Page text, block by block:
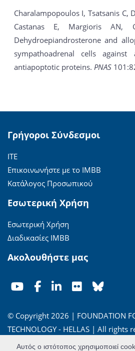
Charalampopoulos I, Tsatsanis C,
Castanas E, Margioris AN,
Dehydroepiandrosterone and
sympathoadrenal cells
antiapoptotic proteins. PNAS
Γρήγοροι Σύνδεσμοι
ΙΤΕ
Επικοινωνήστε με το ΙΜΒΒ
Κατάλογος Προσωπικού
Εσωτερική Χρήση
Εσωτερική Χρήση
Διαδικασίες ΙΜΒΒ
Ακολουθήστε μας
© Copyright 2026 | FOUNDATION
TECHNOLOGY - HELLAS | All rights
Αυτός ο ιστότοπος χρησιμοποιεί